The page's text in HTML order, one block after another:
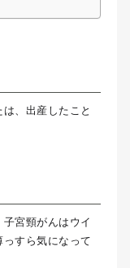
、出産したこと
宮頸がんはウイ
すら気になって